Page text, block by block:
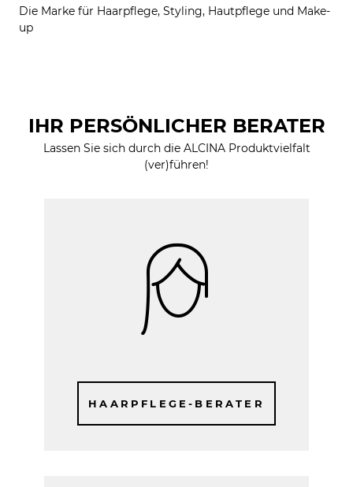
Die Marke für Haarpflege, Styling, Hautpflege und Make-
up
IHR PERSÖNLICHER BERATER
Lassen Sie sich durch die ALCINA Produktvielfalt
(ver)führen!
HAARPFLEGE-BERATER